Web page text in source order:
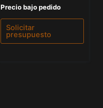
Valorado
con
5.00
de 5
Precio bajo pedido
Solicitar
presupuesto